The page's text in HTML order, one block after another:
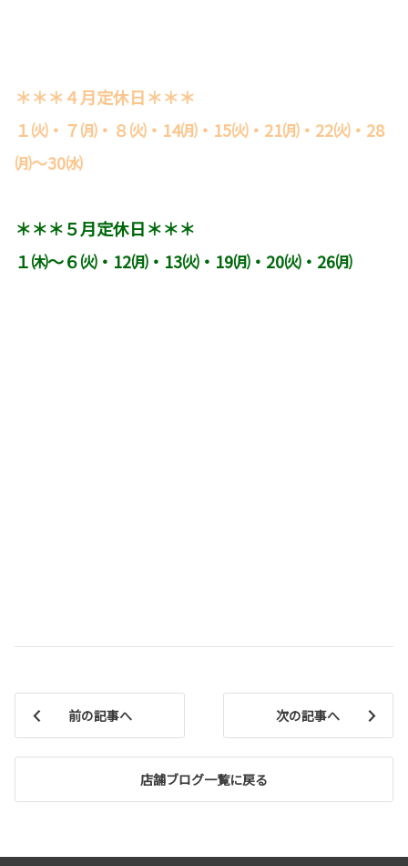
＊＊＊４月定休日＊＊＊
１㈫・７㈪・８㈫・14㈪・15㈫・21㈪・22㈫・28
㈪～30㈬
＊＊＊５月定休日＊＊＊
１㈭～６㈫・12㈪・13㈫・19㈪・20㈫・26㈪
前の記事へ
店舗ブログ一覧に戻る
次の記事へ